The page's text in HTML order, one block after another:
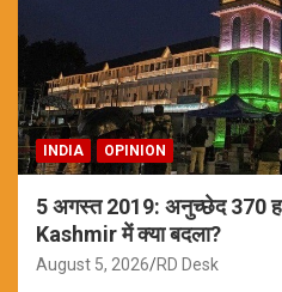
INDIA OPINION
5 अगस्त 2019: अनुच्छेद 370
Kashmir में क्या बदला?
August 5, 2026 RD Desk